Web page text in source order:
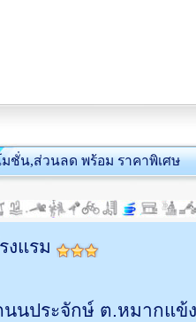
มชั่น,ส่วนลด พร้อม ราคาพิเศษ
งแรม
นนประจักษ์ ต.หมากแข้